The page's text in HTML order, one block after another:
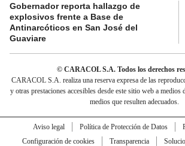
Gobernador reporta hallazgo de
explosivos frente a Base de
Antinarcóticos en San José del
Guaviare
© CARACOL S.A. Todos los derechos
CARACOL S.A. realiza una reserva expresa de las
y otras prestaciones accesibles desde este sitio web a medios
medios que resulten adecuados.
Aviso legal Política de Protección de Datos
Configuración de cookies
Transparencia